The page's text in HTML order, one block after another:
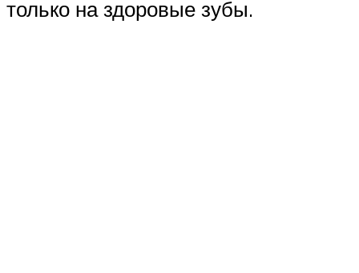
только на здоровые зубы.